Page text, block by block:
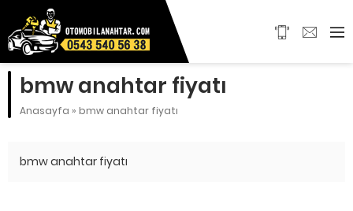
bmw anahtar fiyatı
Anasayfa » bmw anahtar fiyatı
bmw anahtar fiyatı